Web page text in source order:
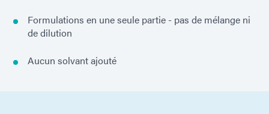
Formulations en une seule partie - pas de mélange ni
de dilution
Aucun solvant ajouté